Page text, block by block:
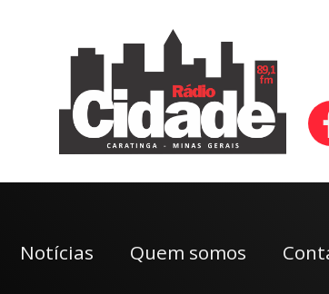
Notícias Quem somos